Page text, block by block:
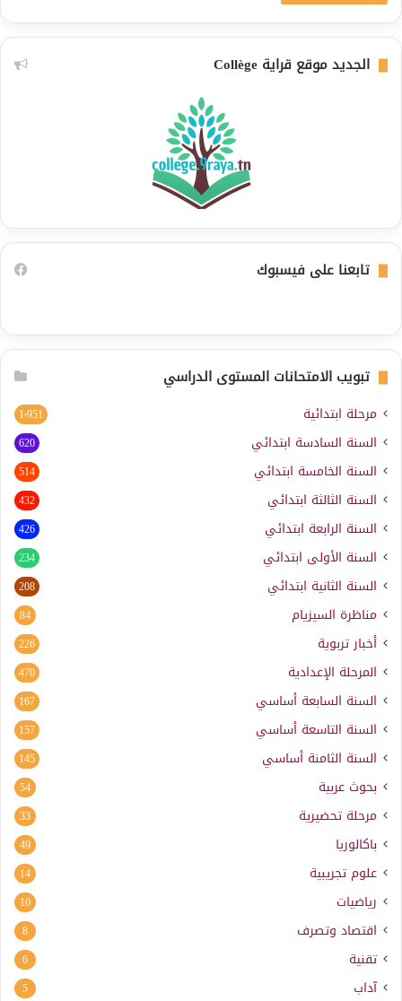
الجديد موقع قراية Collège
تابعنا على فيسبوك
تبويب الامتحانات المستوى الدراسي
مرحلة ابتدائية 1٬951
السنة السادسة ابتدائي 620
السنة الخامسة ابتدائي 514
السنة الثالثة ابتدائي 432
السنة الرابعة ابتدائي 426
السنة الأولى ابتدائي 234
السنة الثانية ابتدائي 208
مناظرة السيزيام 84
أخبار تربوية 226
المرحلة الإعدادية 470
السنة السابعة أساسي 167
السنة التاسعة أساسي 157
السنة الثامنة أساسي 145
بحوث عربية 54
مرحلة تحضيرية 33
باكالوريا 49
علوم تجريبية 14
رياضيات 10
اقتصاد وتصرف 8
تقنية 6
آداب 5